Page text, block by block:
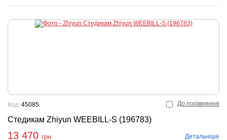
До порівняння
Стедикам Zhiyun WEEBILL-S (196783)
Код: 45085
13 470 грн Детальніше